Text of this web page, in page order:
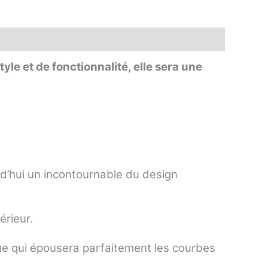
et de fonctionnalité, elle sera une
un incontournable du design
qui épousera parfaitement les courbes